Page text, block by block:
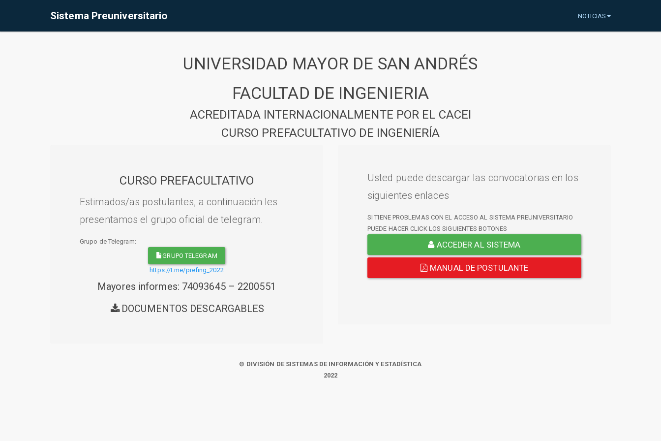
Sistema Preuniversitario NOTICIAS
UNIVERSIDAD MAYOR DE SAN ANDRÉS
FACULTAD DE INGENIERIA
ACREDITADA INTERNACIONALMENTE POR EL CACEI
CURSO PREFACULTATIVO DE INGENIERÍA
CURSO PREFACULTATIVO
Estimados/as postulantes, a continuación les
presentamos el grupo oficial de telegram.
Grupo de Telegram:
GRUPO TELEGRAM
https://t.me/prefing_2022
Mayores informes: 74093645 – 2200551
DOCUMENTOS DESCARGABLES
Usted puede descargar las convocatorias en los
siguientes enlaces
SI TIENE PROBLEMAS CON EL ACCESO AL SISTEMA PREUNIVERSITARIO
PUEDE HACER CLICK LOS SIGUIENTES BOTONES
ACCEDER AL SISTEMA
MANUAL DE POSTULANTE
© DIVISIÓN DE SISTEMAS DE INFORMACIÓN Y ESTADÍSTICA
2022